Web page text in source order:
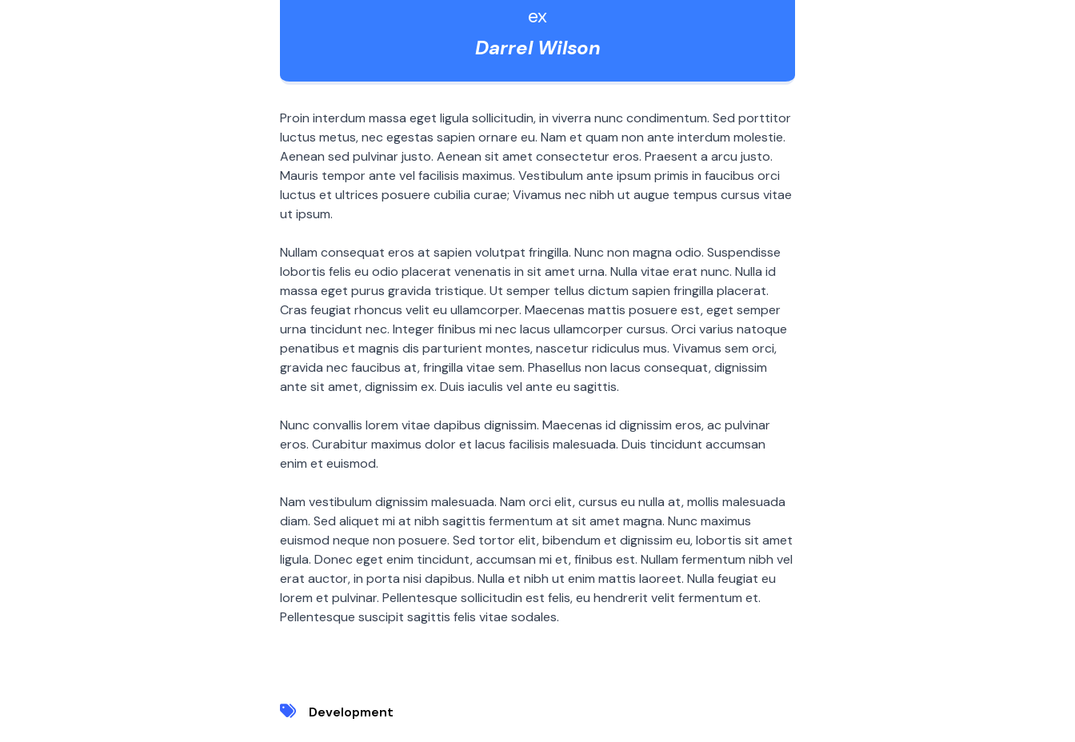
ex
Darrel Wilson
Proin interdum massa eget ligula sollicitudin, in viverra nunc condimentum. Sed porttitor
luctus metus, nec egestas sapien ornare eu. Nam et quam non ante interdum molestie.
Aenean sed pulvinar justo. Aenean sit amet consectetur eros. Praesent a arcu justo.
Mauris tempor ante vel facilisis maximus. Vestibulum ante ipsum primis in faucibus orci
luctus et ultrices posuere cubilia curae; Vivamus nec nibh ut augue tempus cursus vitae
ut ipsum.
Nullam consequat eros at sapien volutpat fringilla. Nunc non magna odio. Suspendisse
lobortis felis eu odio placerat venenatis in sit amet urna. Nulla vitae erat nunc. Nulla id
massa eget purus gravida tristique. Ut semper tellus dictum sapien fringilla placerat.
Cras feugiat rhoncus velit eu ullamcorper. Maecenas mattis posuere est, eget semper
urna tincidunt nec. Integer finibus mi nec lacus ullamcorper cursus. Orci varius natoque
penatibus et magnis dis parturient montes, nascetur ridiculus mus. Vivamus sem orci,
gravida nec faucibus at, fringilla vitae sem. Phasellus non lacus consequat, dignissim
ante sit amet, dignissim ex. Duis iaculis vel ante eu sagittis.
Nunc convallis lorem vitae dapibus dignissim. Maecenas id dignissim eros, ac pulvinar
eros. Curabitur maximus dolor et lacus facilisis malesuada. Duis tincidunt accumsan
enim et euismod.
Nam vestibulum dignissim malesuada. Nam orci elit, cursus eu nulla at, mollis malesuada
diam. Sed aliquet mi at nibh sagittis fermentum at sit amet magna. Nunc maximus
euismod neque non posuere. Sed tortor elit, bibendum et dignissim eu, lobortis sit amet
ligula. Donec eget enim tincidunt, accumsan mi et, finibus est. Nullam fermentum nibh vel
erat auctor, in porta nisi dapibus. Nulla et nibh ut enim mattis laoreet. Nulla feugiat eu
lorem et pulvinar. Pellentesque sollicitudin est felis, eu hendrerit velit fermentum et.
Pellentesque suscipit sagittis felis vitae sodales.
Development